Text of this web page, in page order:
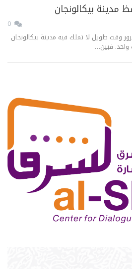
مدينة بيكالونجان
وقت طويل لا تملك فيه مدينة بيكالونجان
واحد. فبين…